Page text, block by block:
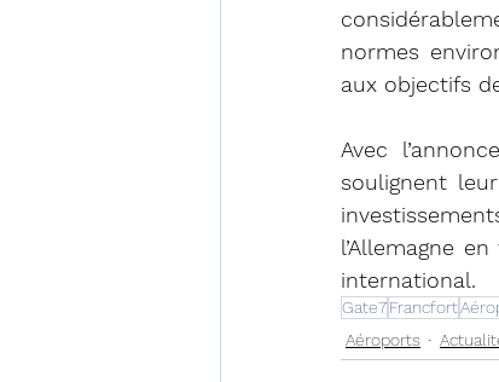
normes
aux objectifs
Avec
soulignent
l’Allemagne
international.
Gate7Francfort
Aéroports